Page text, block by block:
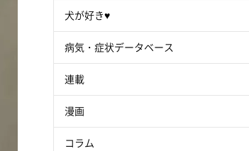
犬が好き♥
病気・症状データベース
連載
漫画
コラム